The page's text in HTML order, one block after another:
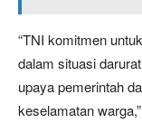
“TNI komitmen
dalam situasi
upaya pemerintah
keselamatan